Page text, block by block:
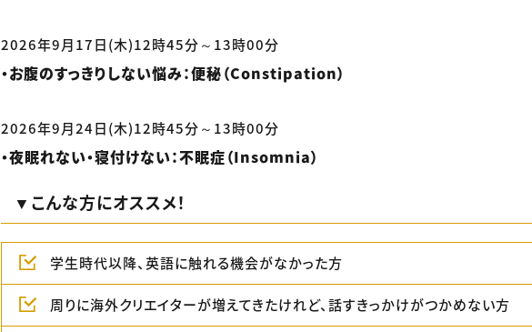
2026年9月17日(木)12時45分～13時00分
・お腹のすっきりしない悩み：便秘（Constipation）
2026年9月24日(木)12時45分～13時00分
・夜眠れない・寝付けない：不眠症（Insomnia）
▼こんな方にオススメ！
学生時代以降、英語に触れる機会がなかった方
周りに海外クリエイターが増えてきたけれど、話すきっかけがつかめない方